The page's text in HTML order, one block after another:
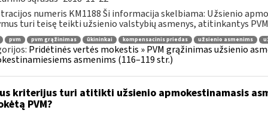
numeris KM1188 Ši informacija skelbiama: Užsienio
turi teisę teikti užsienio valstybių asmenys, atitinkantys
pvm pvm grąžinimas ūkininkai kompensacinis priedas užsienio asmenims
Pridėtinės vertės mokestis » PVM grąžinimas užsienio
asmenims (116–119 str.)
kriterijus turi atitikti užsienio apmokestinamasis
PVM?